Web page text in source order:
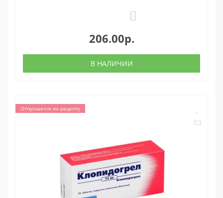
206.00р.
В НАЛИЧИИ
Отпускается по рецепту